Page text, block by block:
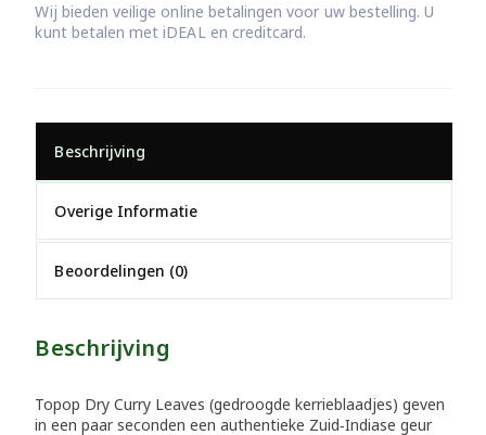
Wij bieden veilige online betalingen voor uw bestelling. U
kunt betalen met iDEAL en creditcard.
Beschrijving
Overige Informatie
Beoordelingen (0)
Beschrijving
Topop Dry Curry Leaves (gedroogde kerrieblaadjes) geven
in een paar seconden een authentieke Zuid‑Indiase geur